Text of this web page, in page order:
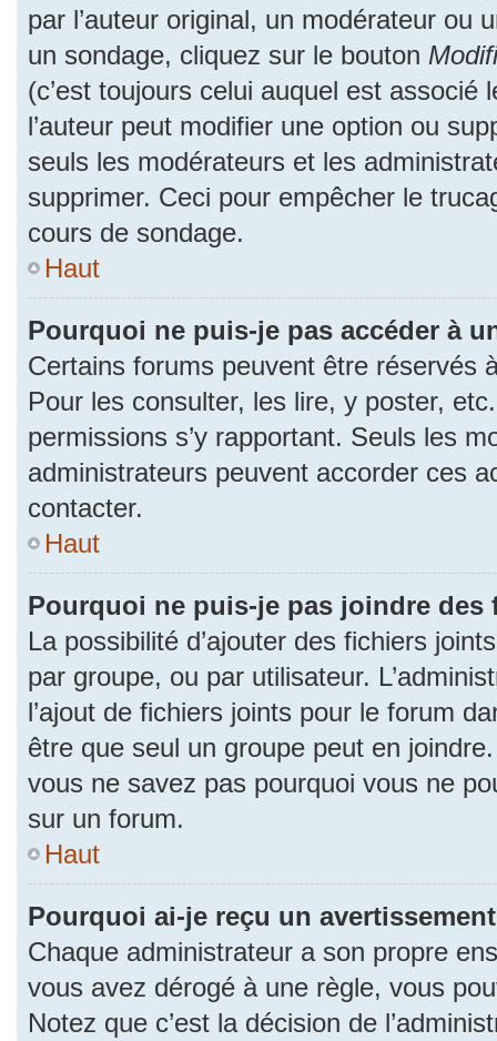
par l’auteur original, un modérateur ou
un sondage, cliquez sur le bouton
(c’est toujours celui auquel est associé
l’auteur peut modifier une option ou
seuls les modérateurs et les
supprimer. Ceci pour empêcher le
cours de sondage.
Haut
Pourquoi ne puis-je pas accéder à
Certains forums peuvent être réservés
Pour les consulter, les lire, y poster,
permissions s’y rapportant. Seuls les
administrateurs peuvent accorder ces
contacter.
Haut
Pourquoi ne puis-je pas joindre des
La possibilité d’ajouter des fichiers
par groupe, ou par utilisateur.
l’ajout de fichiers joints pour le forum
être que seul un groupe peut en
vous ne savez pas pourquoi vous ne
sur un forum.
Haut
Pourquoi ai-je reçu un
Chaque administrateur a son propre
vous avez dérogé à une règle, vous
Notez que c’est la décision de